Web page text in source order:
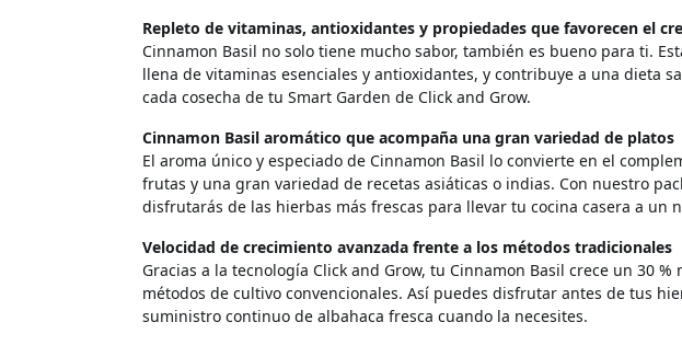
Repleto de vitaminas, antioxidantes y propiedades que favorecen el
Cinnamon Basil no solo tiene mucho sabor, también es bueno para ti.
llena de vitaminas esenciales y antioxidantes, y contribuye a una dieta
cada cosecha de tu Smart Garden de Click and Grow.
Cinnamon Basil aromático que acompaña una gran variedad de platos
El aroma único y especiado de Cinnamon Basil lo convierte en el
frutas y una gran variedad de recetas asiáticas o indias. Con nuestro
disfrutarás de las hierbas más frescas para llevar tu cocina casera a un
Velocidad de crecimiento avanzada frente a los métodos tradicionales
Gracias a la tecnología Click and Grow, tu Cinnamon Basil crece un 30 %
métodos de cultivo convencionales. Así puedes disfrutar antes de tus
suministro continuo de albahaca fresca cuando la necesites.